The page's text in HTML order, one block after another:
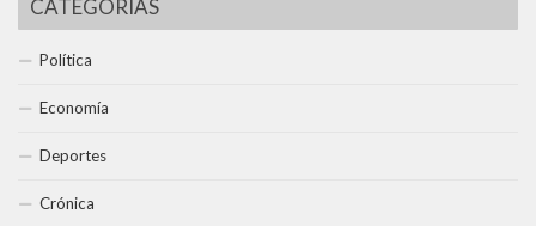
CATEGORÍAS
Política
Economía
Deportes
Crónica